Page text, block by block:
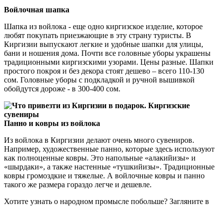
Войлочная шапка
Шапка из войлока - еще одно киргизское изделие, которое
любят покупать приезжающие в эту страну туристы. В
Киргизии выпускают легкие и удобные шапки для улицы,
бани и ношения дома. Почти все головные уборы украшены
традиционными киргизскими узорами. Цены разные. Шапки
простого покроя и без декора стоят дешево – всего 110-130
сом. Головные уборы с подкладкой и ручной вышивкой
обойдутся дороже - в 300-400 сом.
Панно и ковры из войлока
Из войлока в Киргизии делают очень много сувениров.
Например, художественные панно, которые здесь используют
как полноценные ковры. Это напольные «алакийизы» и
«шырдаки», а также настенные «тушкийизы». Традиционные
ковры громоздкие и тяжелые. А войлочные ковры и панно
такого же размера гораздо легче и дешевле.
Хотите узнать о народном промысле побольше? Загляните в